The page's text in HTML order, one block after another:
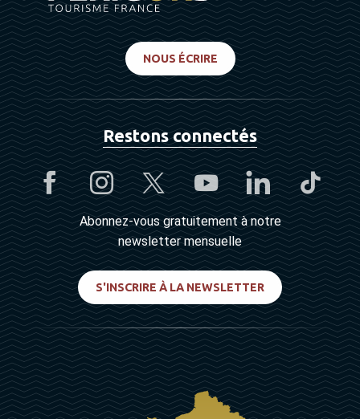
NOUS ÉCRIRE
Restons connectés
Abonnez-vous gratuitement à notre
newsletter mensuelle
S'INSCRIRE À LA NEWSLETTER